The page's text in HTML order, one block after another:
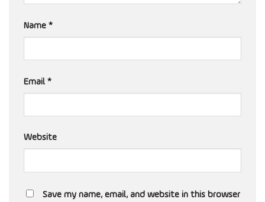
Name *
Email *
Website
Save my name, email, and website in this browser